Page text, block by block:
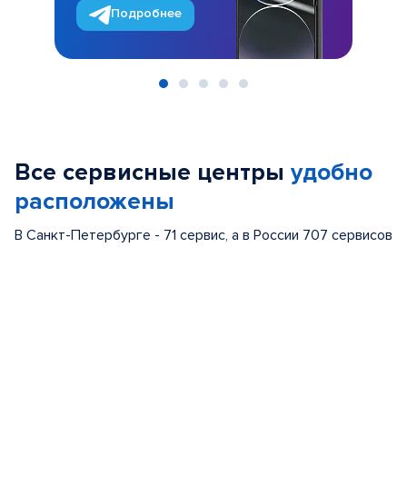
Подробнее
Все сервисные центры удобно
расположены
В Санкт-Петербурге - 71 сервис, а в России 707 сервисов